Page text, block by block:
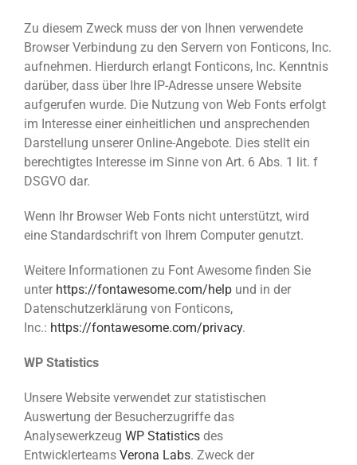
Zu diesem Zweck muss der von Ihnen verwendete
Browser Verbindung zu den Servern von Fonticons, Inc.
aufnehmen. Hierdurch erlangt Fonticons, Inc. Kenntnis
darüber, dass über Ihre IP-Adresse unsere Website
aufgerufen wurde. Die Nutzung von Web Fonts erfolgt
im Interesse einer einheitlichen und ansprechenden
Darstellung unserer Online-Angebote. Dies stellt ein
berechtigtes Interesse im Sinne von Art. 6 Abs. 1 lit. f
DSGVO dar.
Wenn Ihr Browser Web Fonts nicht unterstützt, wird
eine Standardschrift von Ihrem Computer genutzt.
Weitere Informationen zu Font Awesome finden Sie
unter https://fontawesome.com/help und in der
Datenschutzerklärung von Fonticons,
Inc.: https://fontawesome.com/privacy.
WP Statistics
Unsere Website verwendet zur statistischen
Auswertung der Besucherzugriffe das
Analysewerkzeug WP Statistics des
Entwicklerteams Verona Labs. Zweck der